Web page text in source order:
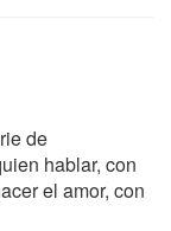
de
hablar, con
el amor, con